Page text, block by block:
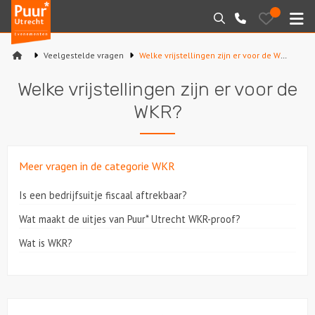
Puur*
Utrecht
bedrijfsuitjes
Zoeken
030-
2145099
Bewaarde
uitjes
Arrangementen
Varen
Sport en spel
Veelgestelde vragen Welke vrijstellingen zijn er voor de WKR?
Welke vrijstellingen zijn er voor de
WKR?
Meer vragen in de categorie WKR
Is een bedrijfsuitje fiscaal aftrekbaar?
Wat maakt de uitjes van Puur* Utrecht WKR-proof?
Wat is WKR?